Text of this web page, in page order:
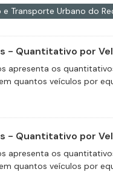
Transporte Urbano do
- Quantitativo por
apresenta os
quantos veículos por
- Quantitativo por
apresenta os
quantos veículos por